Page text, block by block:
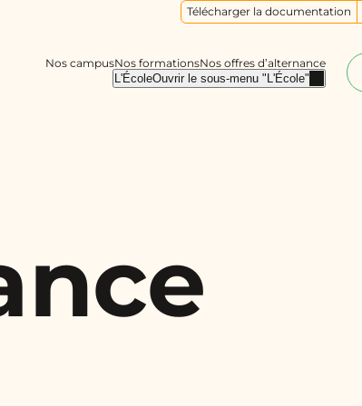
Nos campusNos formationsNos offres d’alternance
L'ÉcoleOuvrir le sous-menu "L'École"
Télécharger la documentation